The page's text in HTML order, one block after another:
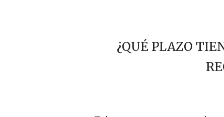
¿QUÉ PLAZO